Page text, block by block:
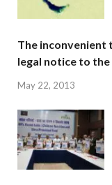
The inconvenient
legal notice to the
May 22, 2013